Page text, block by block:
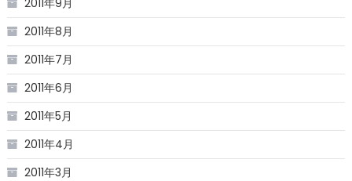
2011年8月
2011年7月
2011年6月
2011年5月
2011年4月
2011年3月